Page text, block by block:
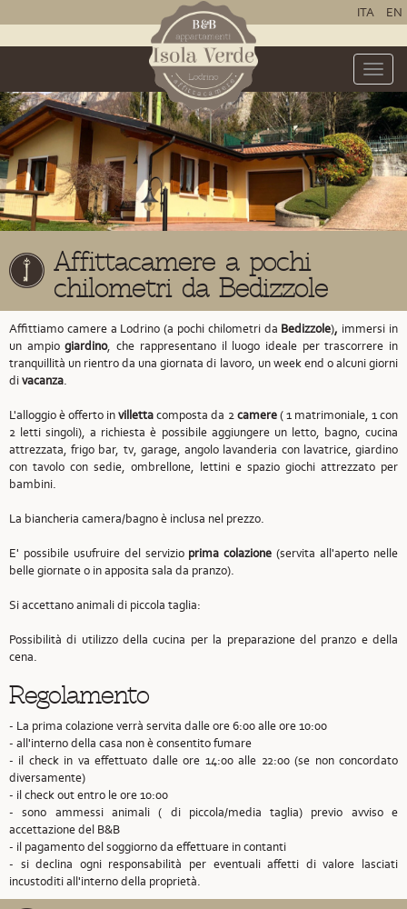
ITA EN
Toggle
Affittacamere a pochi
chilometri da Bedizzole
Affittiamo camere a Lodrino (a pochi chilometri da Bedizzole), immersi in
un ampiogiardino, che rappresentano il luogo ideale per trascorrere in
tranquillità un rientro da una giornata di lavoro, un week end o alcuni giorni
divacanza.
L'alloggio è offerto invillettacomposta da 2camere( 1 matrimoniale, 1 con
2 letti singoli), a richiesta è possibile aggiungere un letto, bagno, cucina
attrezzata, frigo bar, tv, garage, angolo lavanderia con lavatrice, giardino
con tavolo con sedie, ombrellone, lettini e spazio giochi attrezzato per
bambini.
La biancheria camera/bagno è inclusa nel prezzo.
E' possibile usufruire del servizio prima colazione (servita all'aperto nelle
belle giornate o in apposita sala da pranzo).
Si accettano animali di piccola taglia:
Possibilità di utilizzo della cucina per la preparazione del pranzo e della
cena.
Regolamento
- La prima colazione verrà servita dalle ore 6:00 alle ore 10:00
- all'interno della casa non è consentito fumare
- il check in va effettuato dalle ore 14:00 alle 22:00 (se non concordato
diversamente)
- il check out entro le ore 10:00
- sono ammessi animali ( di piccola/media taglia) previo avviso e
accettazione del B&B
- il pagamento del soggiorno da effettuare in contanti
- si declina ogni responsabilità per eventuali affetti di valore lasciati
incustoditi all'interno della proprietà.